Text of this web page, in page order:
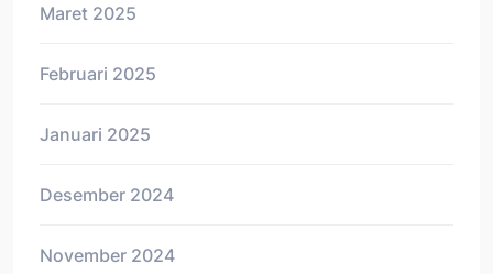
Maret 2025
Februari 2025
Januari 2025
Desember 2024
November 2024